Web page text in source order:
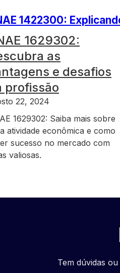
1422300:
1629302:
as
e desafios
profissão
22, 2024
1629302: Saiba mais sobre
atividade econômica e como
sucesso no mercado com
valiosas.
Tem dúvidas